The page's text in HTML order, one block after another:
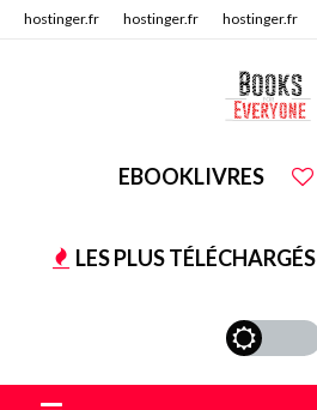
hostinger.fr hostinger.fr hostinger.fr
EBOOKLIVRES
LES PLUS TÉLÉCHARGÉS